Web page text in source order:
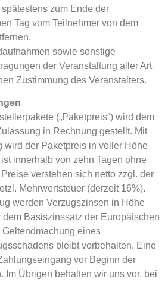
zum Ende der
Tag vom Teilnehmer von dem
sowie sonstige
der Veranstaltung aller Art
Zustimmung des Veranstalters.
(„Paketpreis“) wird dem
in Rechnung gestellt. Mit
wird der Paketpreis in voller Höhe
innerhalb von zehn Tagen ohne
verstehen sich netto zzgl. der
Mehrwertsteuer (derzeit 16%).
werden Verzugszinsen in Höhe
Basiszinssatz der Europäischen
eines
bleibt vorbehalten. Eine
vor Beginn der
Im Übrigen behalten wir uns vor, bei